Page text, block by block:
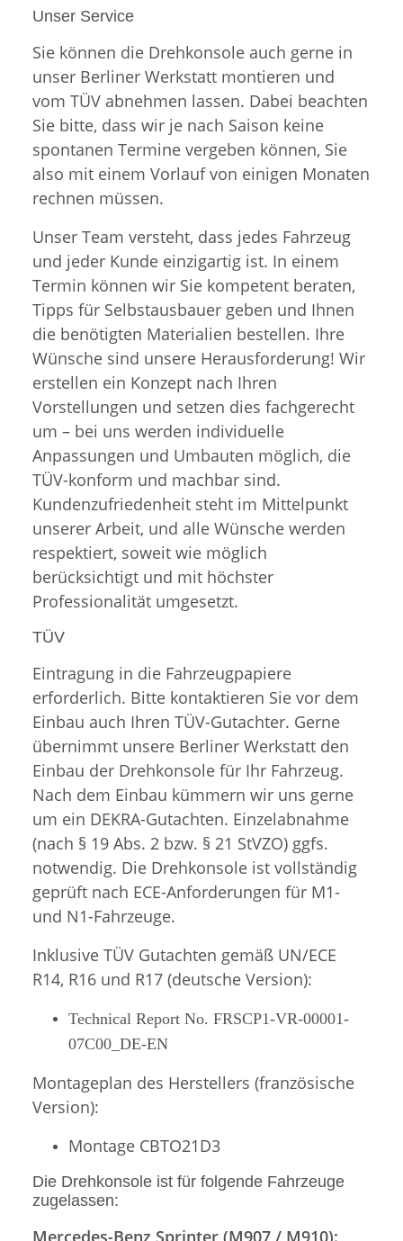
Unser Service
Sie können die Drehkonsole auch gerne in
unser Berliner Werkstatt montieren und
vom TÜV abnehmen lassen. Dabei beachten
Sie bitte, dass wir je nach Saison keine
spontanen Termine vergeben können, Sie
also mit einem Vorlauf von einigen Monaten
rechnen müssen.
Unser Team versteht, dass jedes Fahrzeug
und jeder Kunde einzigartig ist. In einem
Termin können wir Sie kompetent beraten,
Tipps für Selbstausbauer geben und Ihnen
die benötigten Materialien bestellen. Ihre
Wünsche sind unsere Herausforderung! Wir
erstellen ein Konzept nach Ihren
Vorstellungen und setzen dies fachgerecht
um – bei uns werden individuelle
Anpassungen und Umbauten möglich, die
TÜV-konform und machbar sind.
Kundenzufriedenheit steht im Mittelpunkt
unserer Arbeit, und alle Wünsche werden
respektiert, soweit wie möglich
berücksichtigt und mit höchster
Professionalität umgesetzt.
TÜV
Eintragung in die Fahrzeugpapiere
erforderlich. Bitte kontaktieren Sie vor dem
Einbau auch Ihren TÜV-Gutachter. Gerne
übernimmt unsere Berliner Werkstatt den
Einbau der Drehkonsole für Ihr Fahrzeug.
Nach dem Einbau kümmern wir uns gerne
um ein DEKRA-Gutachten. Einzelabnahme
(nach § 19 Abs. 2 bzw. § 21 StVZO) ggfs.
notwendig. Die Drehkonsole ist vollständig
geprüft nach ECE-Anforderungen für M1-
und N1-Fahrzeuge.
Inklusive TÜV Gutachten gemäß UN/ECE
R14, R16 und R17 (deutsche Version):
Technical Report No. FRSCP1-VR-00001-
07C00_DE-EN
Montageplan des Herstellers (französische
Version):
Montage CBTO21D3
Die Drehkonsole ist für folgende Fahrzeuge
zugelassen:
Mercedes-Benz Sprinter (M907 / M910):